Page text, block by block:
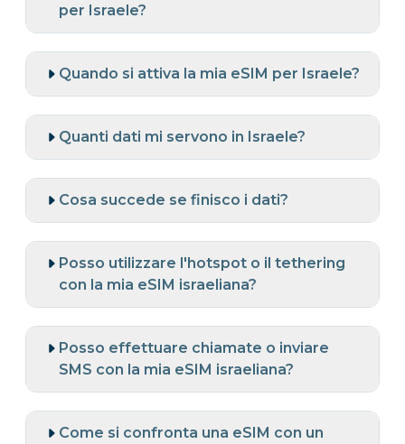
per Israele?
Quando si attiva la mia eSIM per Israele?
Quanti dati mi servono in Israele?
Cosa succede se finisco i dati?
Posso utilizzare l'hotspot o il tethering
con la mia eSIM israeliana?
Posso effettuare chiamate o inviare
SMS con la mia eSIM israeliana?
Come si confronta una eSIM con un